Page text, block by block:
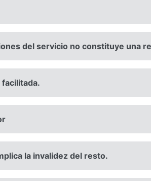
del servicio no constituye una
la invalidez del resto.